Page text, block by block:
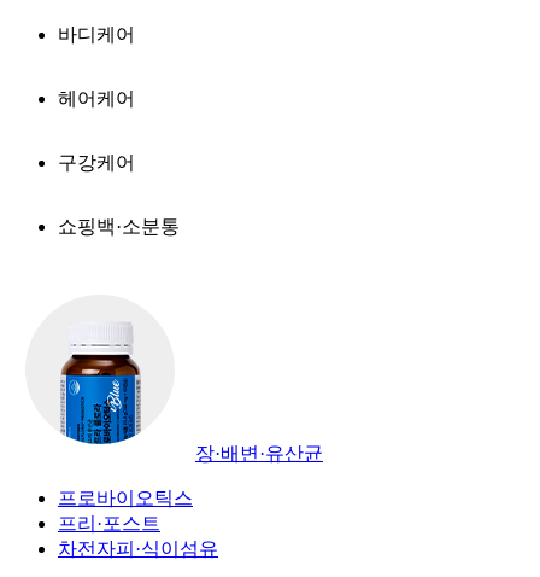
바디케어
헤어케어
구강케어
쇼핑백·소분통
장·배변·유산균
프로바이오틱스
프리·포스트
차전자피·식이섬유